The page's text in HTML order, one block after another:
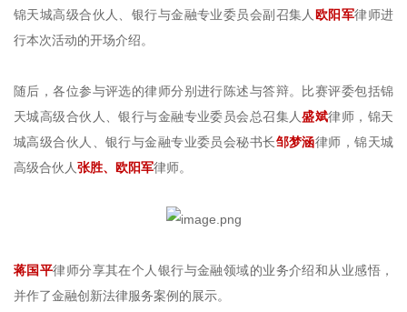
锦天城高级合伙人、银行与金融专业委员会副召集人 欧阳军律师进
行本次活动的开场介绍。
随后，各位参与评选的律师分别进行陈述与答辩。比赛评委包括锦
天城高级合伙人、银行与金融专业委员会总召集人盛斌律师，锦天
城高级合伙人、银行与金融专业委员会秘书长邹梦涵律师，锦天城
高级合伙人张胜、欧阳军律师。
蒋国平律师分享其在个人银行与金融领域的业务介绍和从业感悟，
并作了金融创新法律服务案例的展示。